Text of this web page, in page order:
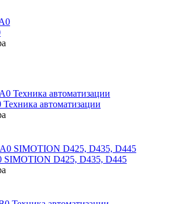
автоматизации
SIMOTION D425, D435, D445